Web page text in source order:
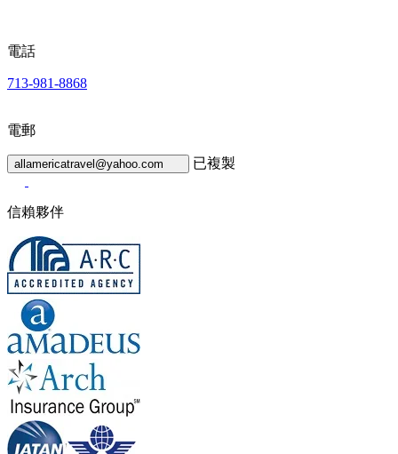
電話
713-981-8868
電郵
allamericatravel@yahoo.com 已複製
信賴夥伴